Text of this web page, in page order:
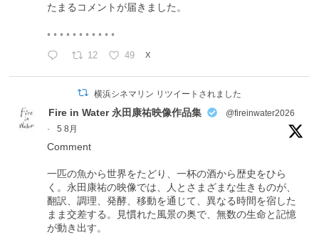
たまるコメントが届きました。
◦ ◦ ◦ ◦ ◦ ◦ ◦ ◦ ◦ ◦ ◦
12 49 X
横浜シネマリン リツイートされました
Fire in Water 永田康祐映像作品集
@fireinwater2026
·
5 8月
Comment
一匹の魚から世界をたどり、一杯の酒から歴史をひら
く。永田康祐の映像では、人とさまざまな生きものが、
翻訳、調理、発酵、移動を通じて、異なる時間を宿した
まま交差する。見慣れた風景の奥で、無数の生命と記憶
が動き出す。